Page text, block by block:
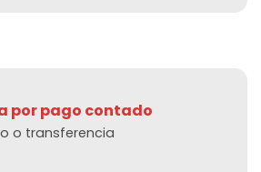
por pago contado
o transferencia